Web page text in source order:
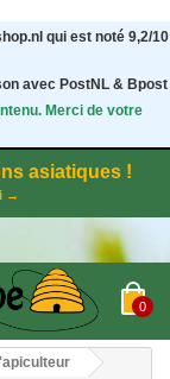
qui est noté 9,2/10
avec PostNL & Bpost
Merci de votre
asiatiques !
→
0